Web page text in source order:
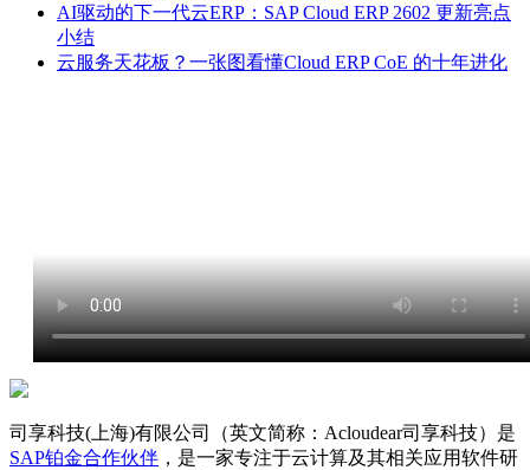
AI驱动的下一代云ERP：SAP Cloud ERP 2602 更新亮点
小结
云服务天花板？一张图看懂Cloud ERP CoE 的十年进化
司享科技(上海)有限公司（英文简称：Acloudear司享科技）是
SAP铂金合作伙伴 ，是一家专注于云计算及其相关应用软件研